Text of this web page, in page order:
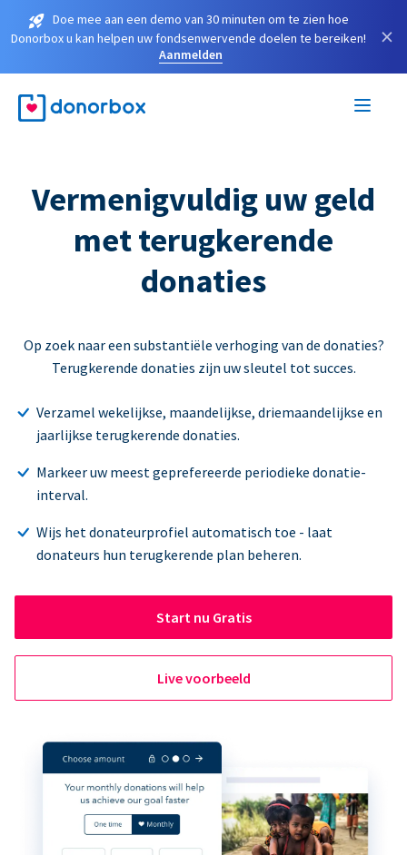
Doe mee aan een demo van 30 minuten om te zien hoe
Donorbox u kan helpen uw fondsenwervende doelen te bereiken!
Aanmelden
×
Vermenigvuldig uw geld
met terugkerende
donaties
Op zoek naar een substantiële verhoging van de donaties?
Terugkerende donaties zijn uw sleutel tot succes.
Verzamel wekelijkse, maandelijkse, driemaandelijkse en
jaarlijkse terugkerende donaties.
Markeer uw meest geprefereerde periodieke donatie-
interval.
Wijs het donateurprofiel automatisch toe - laat
donateurs hun terugkerende plan beheren.
Start nu Gratis
Live voorbeeld